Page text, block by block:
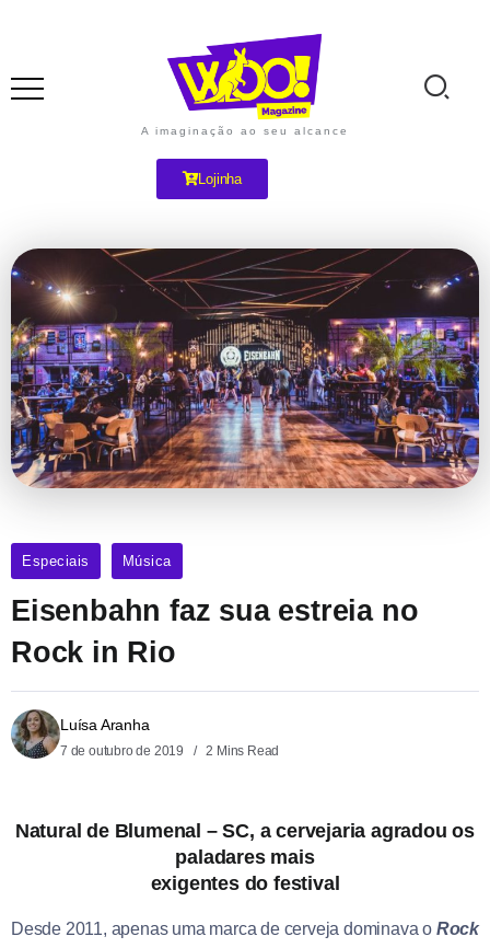
A imaginação ao seu alcance
Lojinha
Especiais Música
Eisenbahn faz sua estreia no
Rock in Rio
Luísa Aranha
7 de outubro de 2019 2 Mins Read
Natural de Blumenal – SC, a cervejaria agradou os
paladares mais
exigentes do festival
Desde 2011, apenas uma marca de cerveja dominava o Rock